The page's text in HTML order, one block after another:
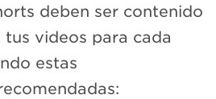
deben ser contenido
videos para cada
estas